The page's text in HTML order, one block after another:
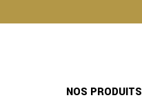
NOS PRODUITS